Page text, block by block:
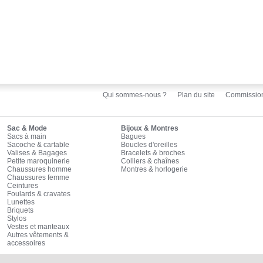
Qui sommes-nous ? Plan du site
Sac & Mode
Sacs à main
Sacoche & cartable
Valises & Bagages
Petite maroquinerie
Chaussures homme
Chaussures femme
Ceintures
Foulards & cravates
Lunettes
Briquets
Stylos
Vestes et manteaux
Autres vêtements &
accessoires
Bijoux & Montres
Bagues
Boucles d'oreilles
Bracelets & broches
Colliers & chaînes
Montres & horlogerie